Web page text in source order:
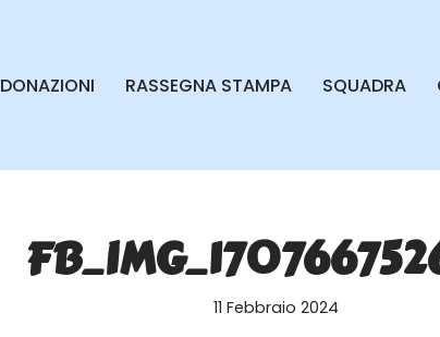
DONAZIONI RASSEGNA STAMPA SQUADRA
11 Febbraio 2024